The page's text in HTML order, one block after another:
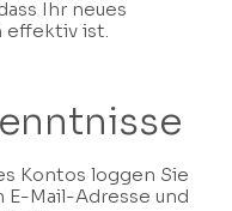
Ihr neues
effektiv ist.
Kontos loggen Sie
Mail-Adresse und